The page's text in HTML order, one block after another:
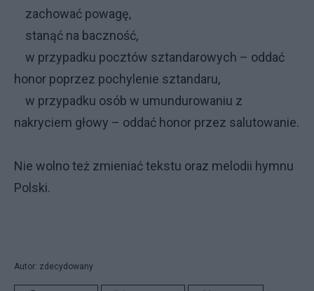
zachować powagę,
stanąć na baczność,
w przypadku pocztów sztandarowych – oddać
honor poprzez pochylenie sztandaru,
w przypadku osób w umundurowaniu z
nakryciem głowy – oddać honor przez salutowanie.
Nie wolno też zmieniać tekstu oraz melodii hymnu
Polski.
Autor: zdecydowany